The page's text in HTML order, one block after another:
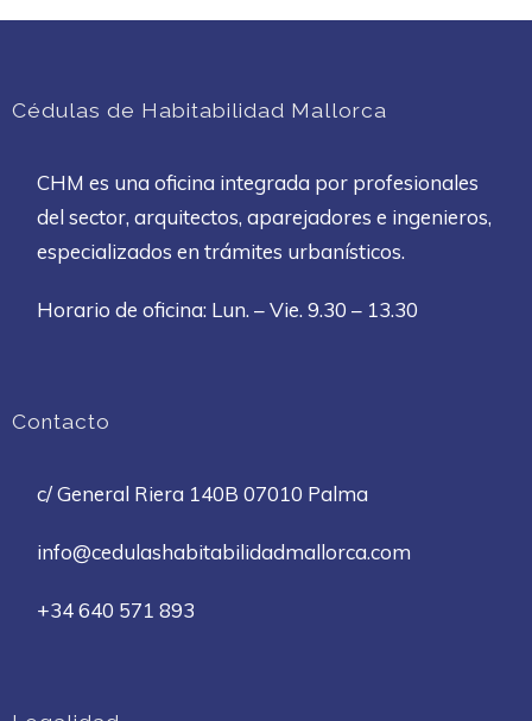
Cédulas de Habitabilidad Mallorca
CHM es una oficina integrada por profesionales
del sector, arquitectos, aparejadores e ingenieros,
especializados en trámites urbanísticos.
Horario de oficina: Lun. – Vie. 9.30 – 13.30
Contacto
c/ General Riera 140B 07010 Palma
info@cedulashabitabilidadmallorca.com
+34 640 571 893